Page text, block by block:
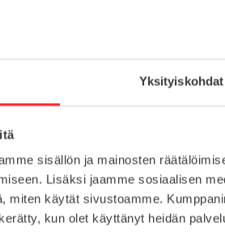
Yksityiskohdat
sisällön ja mainosten
Lisäksi jaamme sosiaalisen
miten käytät sivustoamme.
kun olet käyttänyt heidän
muovi
10